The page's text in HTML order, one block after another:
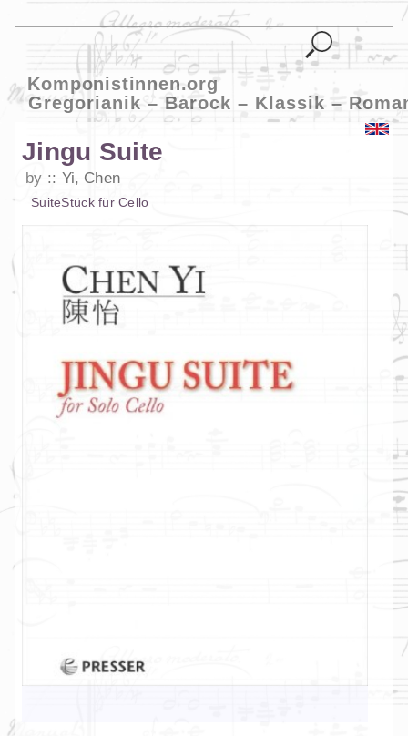
Komponistinnen.org
Gregorianik – Barock – Klassik –
Jingu Suite
by Yi, Chen
SuiteStückfürCello